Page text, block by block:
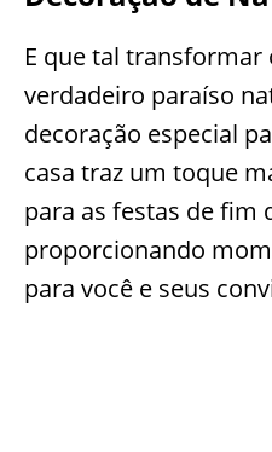
E que tal
verdadeiro paraíso
decoração especial
casa traz um toque
para as festas de fim
proporcionando
para você e seus